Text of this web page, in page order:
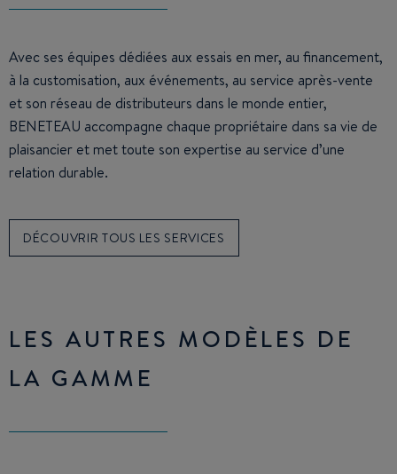
Avec ses équipes dédiées aux essais en mer, au financement,
à la customisation, aux événements, au service après-vente
et son réseau de distributeurs dans le monde entier,
BENETEAU accompagne chaque propriétaire dans sa vie de
plaisancier et met toute son expertise au service d’une
relation durable.
DÉCOUVRIR TOUS LES SERVICES
LES AUTRES MODÈLES DE
LA GAMME